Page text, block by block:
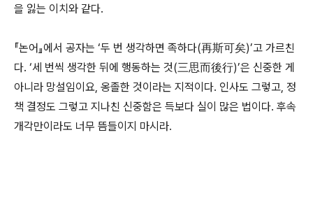
을 잃는 이치와 같다.
『논어』에서 공자는 ‘두 번 생각하면 족하다(再斯可矣)’고 가르친
다. ‘세 번씩 생각한 뒤에 행동하는 것(三思而後行)’은 신중한 게
아니라 망설임이요, 옹졸한 것이라는 지적이다. 인사도 그렇고, 정
책 결정도 그렇고 지나친 신중함은 득보다 실이 많은 법이다. 후속
개각만이라도 너무 뜸들이지 마시라.